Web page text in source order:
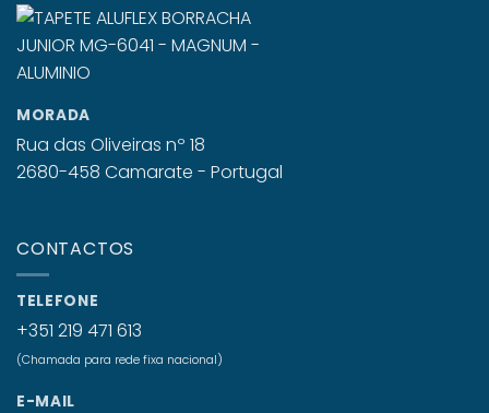
MORADA
Rua das Oliveiras nº 18
2680-458 Camarate - Portugal
CONTACTOS
TELEFONE
+351 219 471 613
(Chamada para rede fixa nacional)
E-MAIL